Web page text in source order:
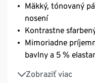
Mäkký, tónovaný
nosení
Kontrastne
Mimoriadne
bavlny a 5 %
Zobraziť viac
Super pohodlný,